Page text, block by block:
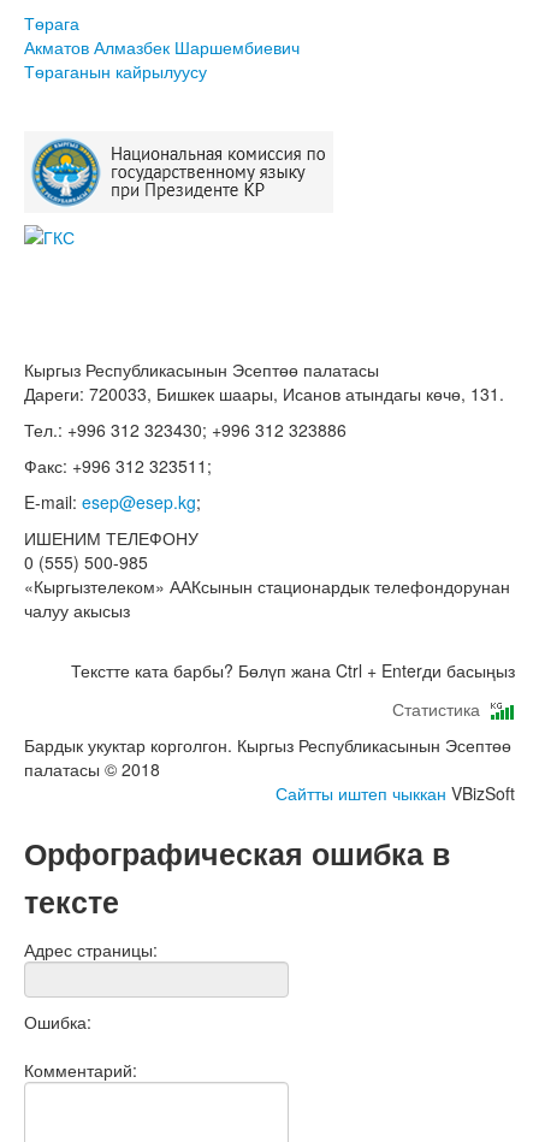
Төрага
Акматов Алмазбек Шаршембиевич
Төраганын кайрылуусу
Кыргыз Республикасынын Эсептөө палатасы
Дареги: 720033, Бишкек шаары, Исанов атындагы көчө, 131.
Тел.: +996 312 323430; +996 312 323886
Факс: +996 312 323511;
E-mail: esep@esep.kg;
ИШЕНИМ ТЕЛЕФОНУ
0 (555) 500-985
«Кыргызтелеком» ААКсынын стационардык телефондорунан
чалуу акысыз
Текстте ката барбы? Бөлүп жана Ctrl + Enterди басыңыз
Статистика
Бардык укуктар корголгон. Кыргыз Республикасынын Эсептөө
палатасы © 2018
Сайтты иштеп чыккан VBizSoft
Орфографическая ошибка в
тексте
Адрес страницы:
Ошибка:
Комментарий: